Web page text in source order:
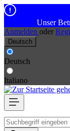
Unser
Anmelden oder
Deutsch
Deutsch
Italiano